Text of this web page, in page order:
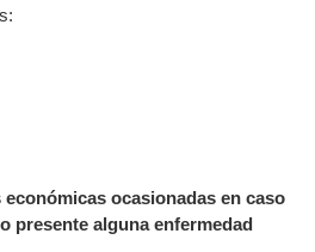
ocasionadas en caso
presente alguna enfermedad